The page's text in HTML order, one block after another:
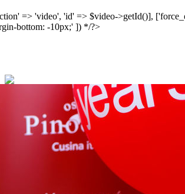
=> 'video', 'id' => $video->getId()],
bottom: -10px;' ]) */?>